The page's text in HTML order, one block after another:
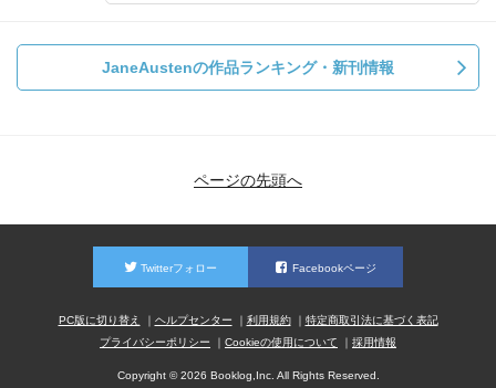
JaneAustenの作品ランキング・新刊情報
ページの先頭へ
Twitterフォロー Facebookページ
PC版に切り替え ヘルプセンター 利用規約
特定商取引法に基づく表記
プライバシーポリシー
Cookieの使用について 採用情報
Copyright © 2026 Booklog,Inc. All Rights Reserved.